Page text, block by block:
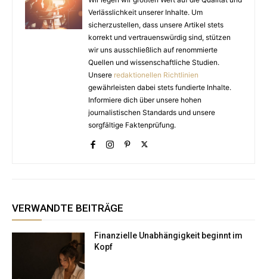
Verlässlichkeit unserer Inhalte. Um
sicherzustellen, dass unsere Artikel stets
korrekt und vertrauenswürdig sind, stützen
wir uns ausschließlich auf renommierte
Quellen und wissenschaftliche Studien.
Unsere redaktionellen Richtlinien
gewährleisten dabei stets fundierte Inhalte.
Informiere dich über unsere hohen
journalistischen Standards und unsere
sorgfältige Faktenprüfung.
VERWANDTE BEITRÄGE
Finanzielle Unabhängigkeit beginnt im
Kopf